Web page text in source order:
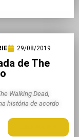
29/08/2019
de The
Walking Dead,
história de acordo